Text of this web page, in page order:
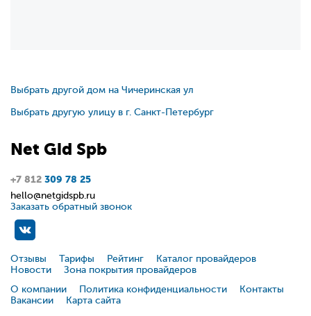
Выбрать другой дом на Чичеринская ул
Выбрать другую улицу в г. Санкт-Петербург
Net Gid Spb
+7 812 309 78 25
hello@netgidspb.ru
Заказать обратный звонок
Отзывы Тарифы Рейтинг
Каталог провайдеров
Новости
Зона покрытия провайдеров
О компании
Политика конфиденциальности
Контакты
Вакансии
Карта сайта